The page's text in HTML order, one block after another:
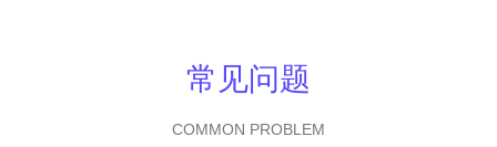
常见问题
COMMON PROBLEM